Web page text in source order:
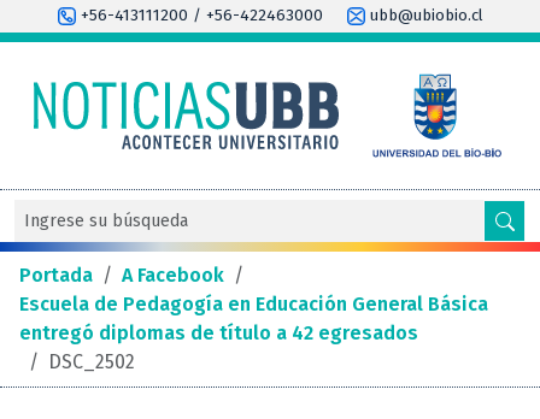
+56-413111200 / +56-422463000 ubb@ubiobio.cl
Portada / A Facebook /
Escuela de Pedagogía en Educación General Básica
entregó diplomas de título a 42 egresados
/ DSC_2502